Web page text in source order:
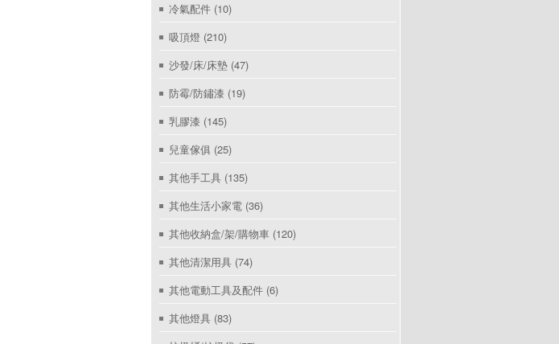
冷氣配件 (10)
吸頂燈 (210)
沙發/床/床墊 (47)
防霉/防鏽漆 (19)
乳膠漆 (145)
兒童傢俱 (25)
其他手工具 (135)
其他生活小家電 (36)
其他收納盒/架/購物車 (120)
其他清潔用具 (74)
其他電動工具及配件 (6)
其他燈具 (83)